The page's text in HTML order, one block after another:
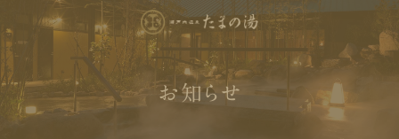
お知らせ